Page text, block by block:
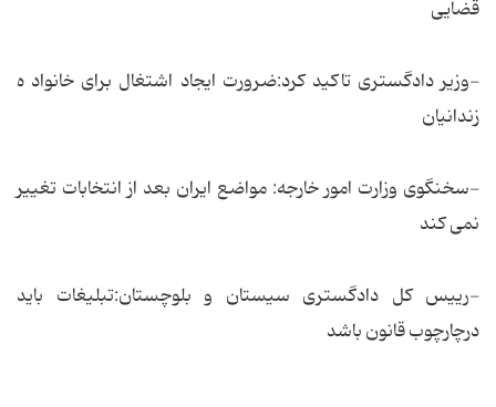
قضایی
-وزیر دادگستری تاکید کرد:ضرورت ایجاد اشتغال برای خانواد ه
زندانیان
-سخنگوی وزارت امور خارجه: مواضع ایران بعد از انتخابات تغییر
نمی کند
-رییس کل دادگستری سیستان و بلوچستان:تبلیغات باید
درچارچوب قانون باشد